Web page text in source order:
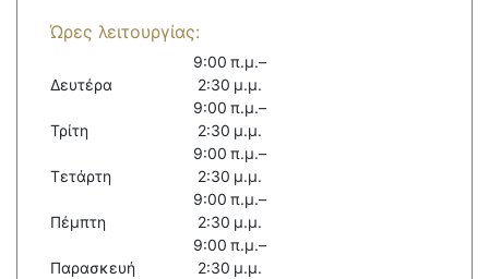
Ώρες λειτουργίας:
Δευτέρα
9:00 π.μ.–
2:30 μ.μ.
Τρίτη
9:00 π.μ.–
2:30 μ.μ.
Τετάρτη
9:00 π.μ.–
2:30 μ.μ.
Πέμπτη
9:00 π.μ.–
2:30 μ.μ.
Παρασκευή
9:00 π.μ.–
2:30 μ.μ.